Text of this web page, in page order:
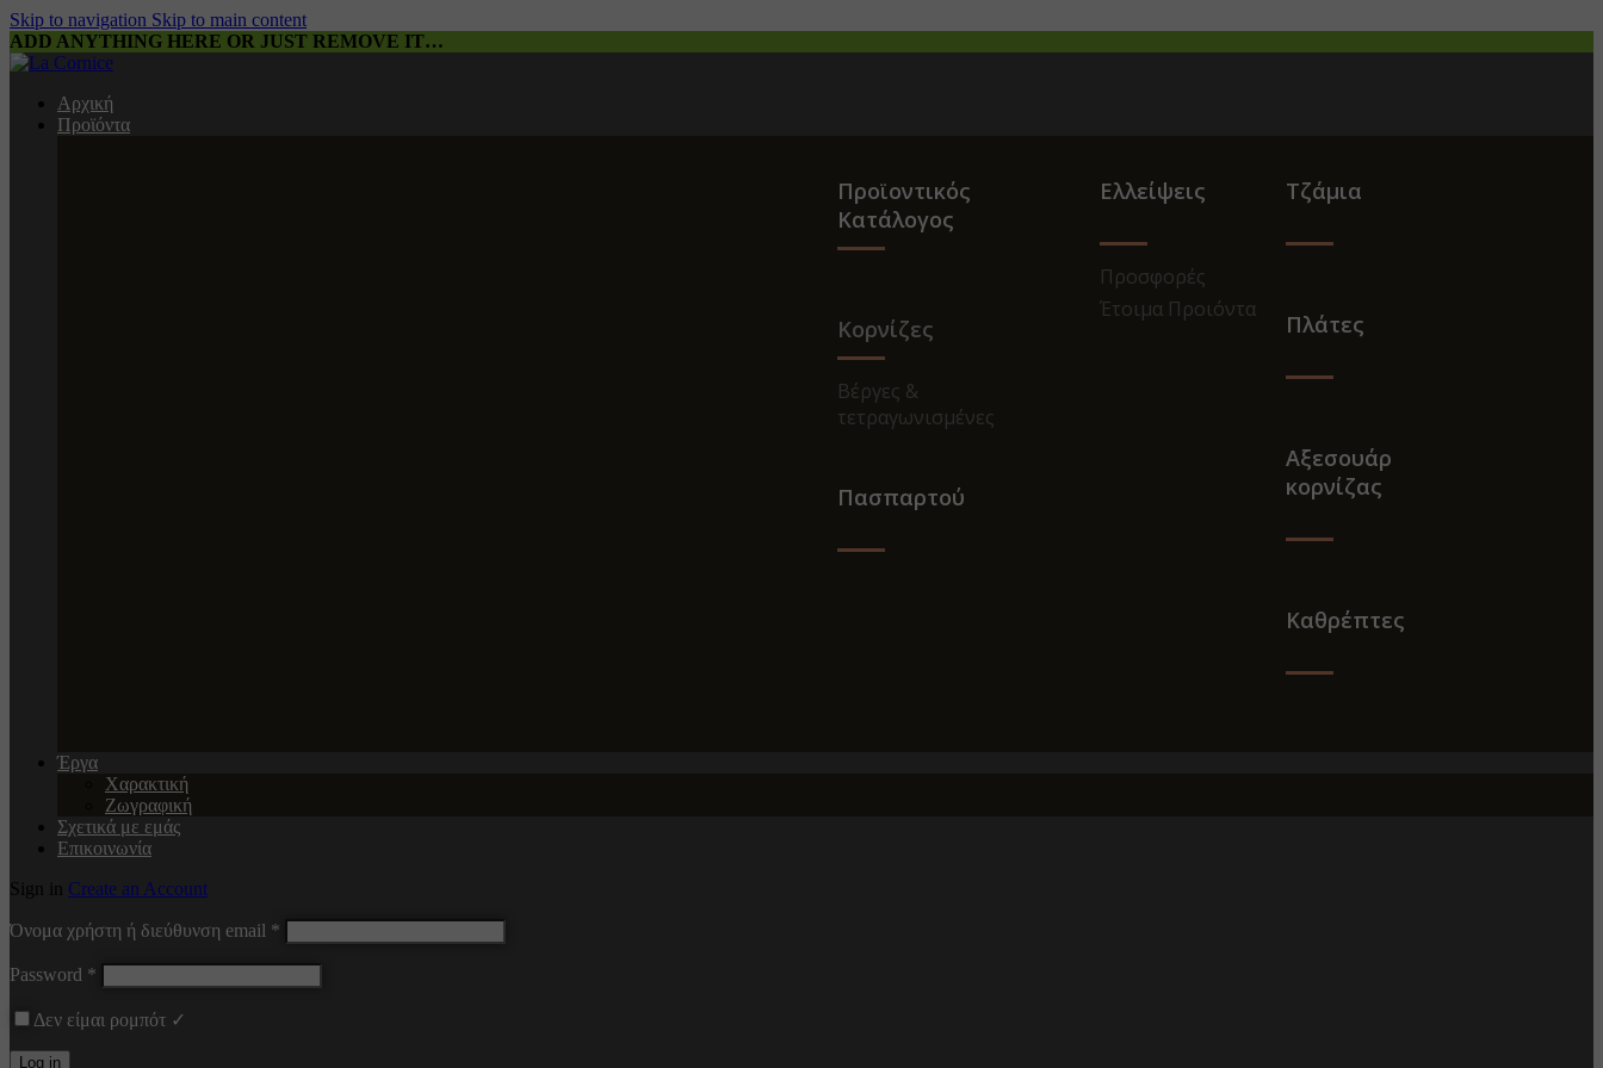
Skip to navigation Skip to main content
ADD ANYTHING HERE OR JUST REMOVE IT…
Αρχική
Προϊόντα
Προϊοντικός
Κατάλογος
Κορνίζες
Βέργες &
τετραγωνισμένες
Πασπαρτού
Ελλείψεις
Προσφορές
Έτοιμα Προιόντα
Τζάμια
Πλάτες
Αξεσουάρ
κορνίζας
Καθρέπτες
Έργα
Χαρακτική
Ζωγραφική
Σχετικά με εμάς
Επικοινωνία
Sign in Create an Account
Όνομα χρήστη ή διεύθυνση email *
Password *
Δεν είμαι ρομπότ ✓
Log in